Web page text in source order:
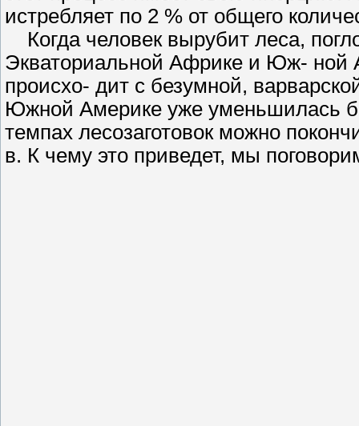
истребляет по 2 % от общего
Когда человек вырубит леса,
Экваториальной Африке и Юж- ной
происхо- дит с безумной,
Южной Америке уже уменьшилась
темпах лесозаготовок можно
в. К чему это приведет, мы